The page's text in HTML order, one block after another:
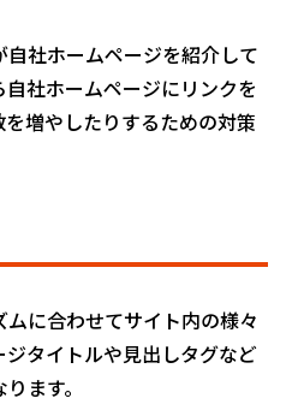
社ホームページを紹介して
社ホームページにリンクを
増やしたりするための対策
に合わせてサイト内の様々
タイトルや見出しタグなど
ます。